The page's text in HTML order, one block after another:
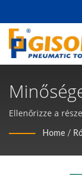
Ellenőrizze a
szakaszban | 50
pneumatikus
Home /